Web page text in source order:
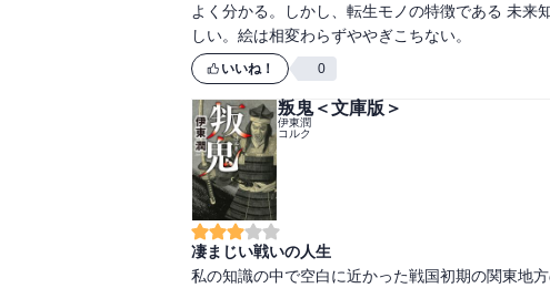
よく分かる。しかし、転生モノの特徴である 未
しい。絵は相変わらずややぎこちない。
いいね！ 0
叛鬼＜文庫版＞
伊東潤
コルク
凄まじい戦いの人生
私の知識の中で空白に近かった戦国初期の関東地